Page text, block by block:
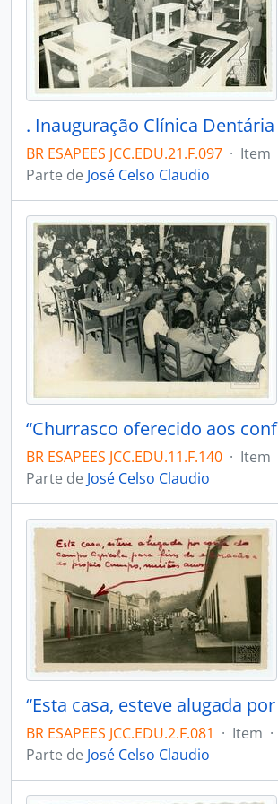
BR ESAPEES JCC.EDU.21.F.097 · Item
Parte de José Celso Claudio
BR ESAPEES JCC.EDU.11.F.140 · Item
Parte de José Celso Claudio
BR ESAPEES JCC.EDU.2.F.081 · Item ·
Parte de José Celso Claudio